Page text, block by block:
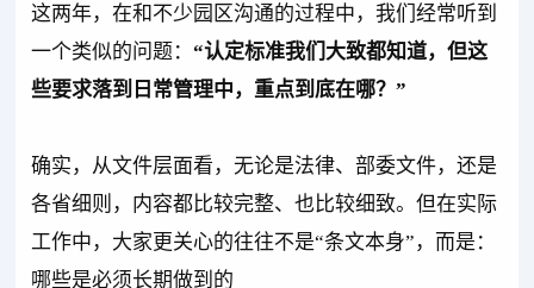
这两年，在和不少园区沟通的过程中，我们经常听到
一个类似的问题：“认定标准我们大致都知道，但这
些要求落到日常管理中，重点到底在哪？”
确实，从文件层面看，无论是法律、部委文件，还是
各省细则，内容都比较完整、也比较细致。但在实际
工作中，大家更关心的往往不是“条文本身”，而是：
哪些是必须长期做到的